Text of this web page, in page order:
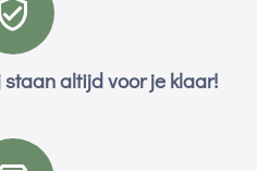
altijd voor je klaar!